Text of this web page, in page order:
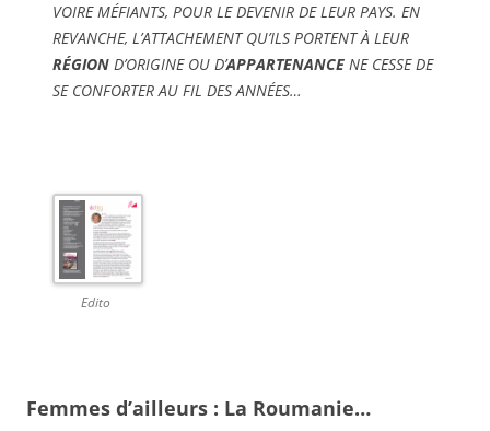
VOIRE MÉFIANTS, POUR LE DEVENIR DE LEUR PAYS. EN
REVANCHE, L’ATTACHEMENT QU’ILS PORTENT À LEUR
RÉGION D’ORIGINE OU D’APPARTENANCE NE CESSE DE
SE CONFORTER AU FIL DES ANNÉES…
Edito
Femmes d’ailleurs : La Roumanie…